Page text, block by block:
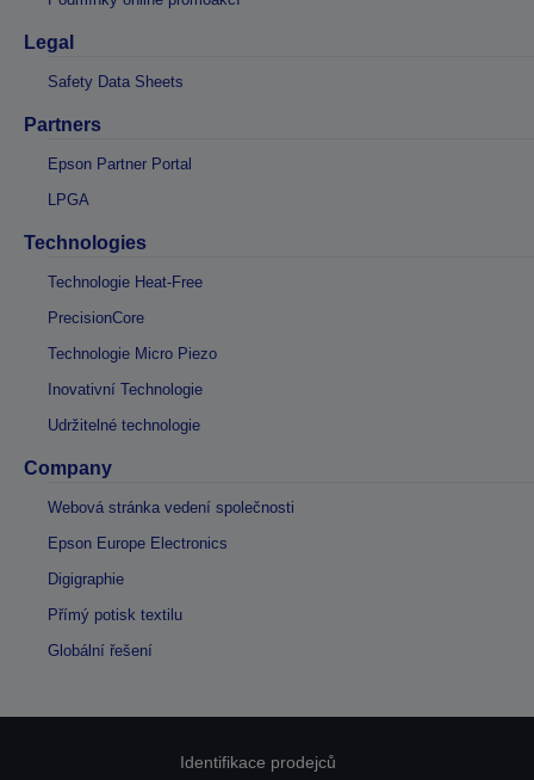
Legal
Safety Data Sheets
Partners
Epson Partner Portal
LPGA
Technologies
Technologie Heat-Free
PrecisionCore
Technologie Micro Piezo
Inovativní Technologie
Udržitelné technologie
Company
Webová stránka vedení společnosti
Epson Europe Electronics
Digigraphie
Přímý potisk textilu
Globální řešení
Identifikace prodejců